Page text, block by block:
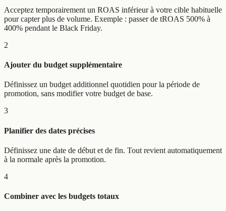
Acceptez temporairement un ROAS inférieur à votre cible habituelle
pour capter plus de volume. Exemple : passer de tROAS 500% à
400% pendant le Black Friday.
2
Ajouter du budget supplémentaire
Définissez un budget additionnel quotidien pour la période de
promotion, sans modifier votre budget de base.
3
Planifier des dates précises
Définissez une date de début et de fin. Tout revient automatiquement
à la normale après la promotion.
4
Combiner avec les budgets totaux